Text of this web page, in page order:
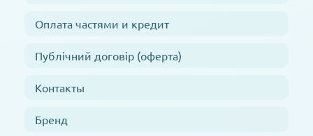
Оплата частями и кредит
Публічний договір (оферта)
Контакты
Бренд